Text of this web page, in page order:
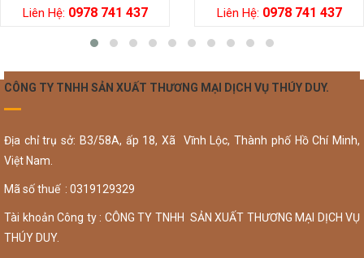
Liên Hệ: 0978 741 437 Liên Hệ: 0978 741 437
CÔNG TY TNHH SẢN XUẤT THƯƠNG MẠI DỊCH VỤ THÚY DUY.
Địa chỉ trụ sở: B3/58A, ấp 18, Xã Vĩnh Lộc, Thành phố Hồ Chí Minh,
Việt Nam.
Mã số thuế : 0319129329
Tài khoản Công ty : CÔNG TY TNHH SẢN XUẤT THƯƠNG MẠI DỊCH VỤ
THÚY DUY.